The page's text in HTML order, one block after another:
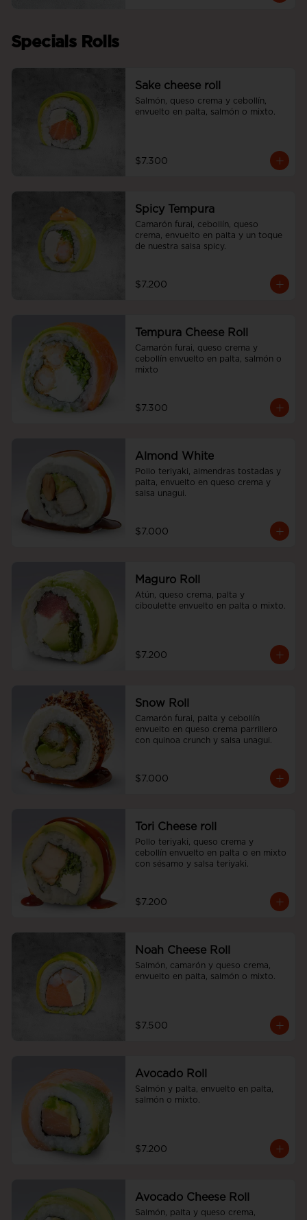
Specials Rolls
Sake cheese roll
Salmón, queso crema y cebollín,
envuelto en palta, salmón o mixto.
$7.300
Spicy Tempura
Camarón furai, cebollín, queso
crema, envuelto en palta y un toque
de nuestra salsa spicy.
$7.200
Tempura Cheese Roll
Camarón furai, queso crema y
cebollín envuelto en palta, salmón o
mixto
$7.300
Almond White
Pollo teriyaki, almendras tostadas y
palta, envuelto en queso crema y
salsa unagui.
$7.000
Maguro Roll
Atún, queso crema, palta y
ciboulette envuelto en palta o mixto.
$7.200
Snow Roll
Camarón furai, palta y cebollín
envuelto en queso crema parrillero
con quinoa crunch y salsa unagui.
$7.000
Tori Cheese roll
Pollo teriyaki, queso crema y
cebollín envuelto en palta o en mixto
con sésamo y salsa teriyaki.
$7.200
Noah Cheese Roll
Salmón, camarón y queso crema,
envuelto en palta, salmón o mixto.
$7.500
Avocado Roll
Salmón y palta, envuelto en palta,
salmón o mixto.
$7.200
Avocado Cheese Roll
Salmón, palta y queso crema,